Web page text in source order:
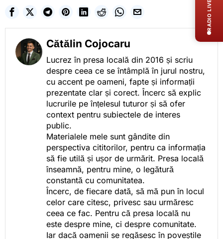
Cătălin Cojocaru
Lucrez în presa locală din 2016 și scriu
despre ceea ce se întâmplă în jurul nostru,
cu accent pe oameni, fapte și informații
prezentate clar și corect. Încerc să explic
lucrurile pe înțelesul tuturor și să ofer
context pentru subiectele de interes
public.
Materialele mele sunt gândite din
perspectiva cititorilor, pentru ca informația
să fie utilă și ușor de urmărit. Presa locală
înseamnă, pentru mine, o legătură
constantă cu comunitatea.
Încerc, de fiecare dată, să mă pun în locul
celor care citesc, privesc sau urmăresc
ceea ce fac. Pentru că presa locală nu
este despre mine, ci despre comunitate.
Iar dacă oamenii se regăsesc în poveștile
RADIO LIVE